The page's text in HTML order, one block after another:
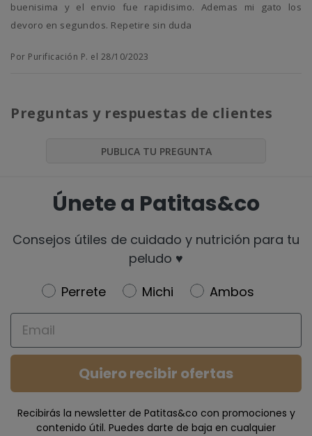
buenisima y el envio fue rapidisimo. Ademas mi gato los
devoro en segundos. Repetire sin duda
Por Purificación P. el 28/10/2023
Preguntas y respuestas de clientes
PUBLICA TU PREGUNTA
Únete a Patitas&co
Consejos útiles de cuidado y nutrición para tu
peludo ♥️
Newsletter
Perrete Michi
Ambos
Email
Quiero recibir ofertas
Recibirás la newsletter de Patitas&co con promociones y
contenido útil. Puedes darte de baja en cualquier